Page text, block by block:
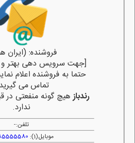
فروشنده: (ایران
[جهت سرویس دهی بهتر و
حتما به فروشنده اعلام
تماس می
رندبازهیچ گونه منفعتی در
ندارد.
تلفن:-
موبایل(1):